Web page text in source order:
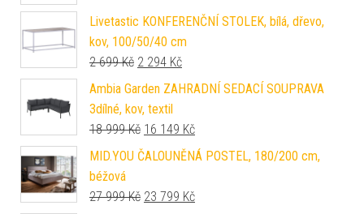
Livetastic KONFERENČNÍ STOLEK, bílá, dřevo,
kov, 100/50/40 cm
2 699Kč Původní cena byla: 2 699 Kč.
2 294 KčAktuální cena je: 2 294 Kč.
Ambia Garden ZAHRADNÍ SEDACÍ SOUPRAVA
3dílné, kov, textil
18 999Kč Původní cena byla: 18 999 Kč.
16 149 KčAktuální cena je: 16 149 Kč.
MID.YOU ČALOUNĚNÁ POSTEL, 180/200 cm,
béžová
27 999Kč Původní cena byla: 27 999 Kč.
23 799 KčAktuální cena je: 23 799 Kč.